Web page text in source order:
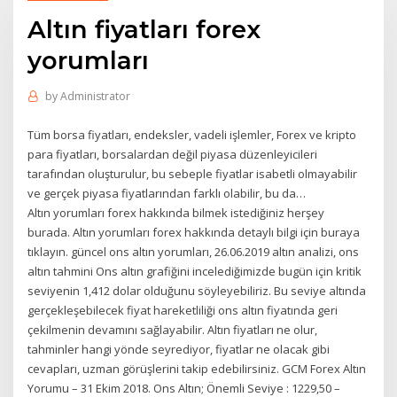
Altın fiyatları forex
yorumları
byAdministrator
Tüm borsa fiyatları, endeksler, vadeli işlemler, Forex ve kripto
para fiyatları, borsalardan değil piyasa düzenleyicileri
tarafından oluşturulur, bu sebeple fiyatlar isabetli olmayabilir
ve gerçek piyasa fiyatlarından farklı olabilir, bu da…
Altın yorumları forex hakkında bilmek istediğiniz herşey
burada. Altın yorumları forex hakkında detaylı bilgi için buraya
tıklayın. güncel ons altın yorumları, 26.06.2019 altın analizi, ons
altın tahmini Ons altın grafiğini incelediğimizde bugün için kritik
seviyenin 1,412 dolar olduğunu söyleyebiliriz. Bu seviye altında
gerçekleşebilecek fiyat hareketliliği ons altın fiyatında geri
çekilmenin devamını sağlayabilir. Altın fiyatları ne olur,
tahminler hangi yönde seyrediyor, fiyatlar ne olacak gibi
cevapları, uzman görüşlerini takip edebilirsiniz. GCM Forex Altın
Yorumu – 31 Ekim 2018. Ons Altın; Önemli Seviye : 1229,50 –